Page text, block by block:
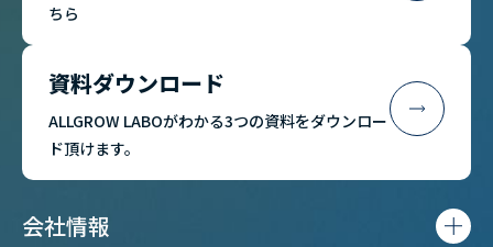
ちら
資料ダウンロード
ALLGROW LABOがわかる3つの資料をダウンロー
ド頂けます。
会社情報